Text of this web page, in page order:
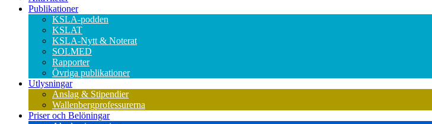
Publikationer
KSLA-podden
KSLAT
KSLA-Nytt & Noterat
SOLMED
Rapporter
Övriga publikationer
Utlysningar
Anslag & Stipendier
Wallenbergprofessurerna
Priser och Belöningar